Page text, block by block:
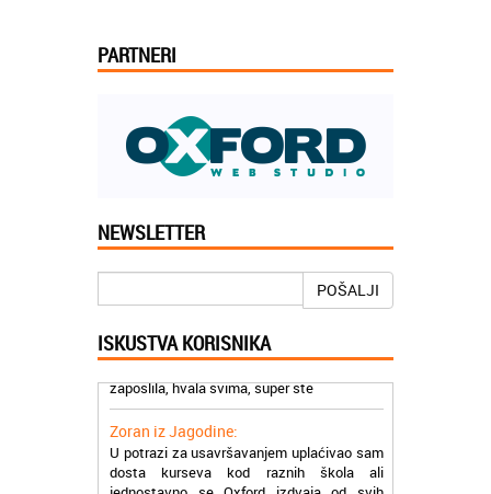
PARTNERI
NEWSLETTER
POŠALJI
ISKUSTVA KORISNIKA
Akademiji Oxford u Nišu jer su stvarno
profesionalni i prenose znanje na odličan
način
Zahvaljujuću akademiji Oxford ja se
zaposlila, hvala svima, super ste
Zoran iz Jagodine:
U potrazi za usavršavanjem uplaćivao sam
dosta kurseva kod raznih škola ali
jednostavno se Oxford izdvaja od svih
ostalih, tu nema dileme